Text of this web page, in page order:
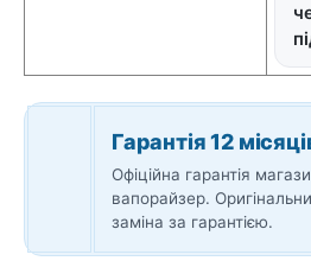
Гарантія 12
Офіційна гарантія
вапорайзер.
заміна за гарантією.